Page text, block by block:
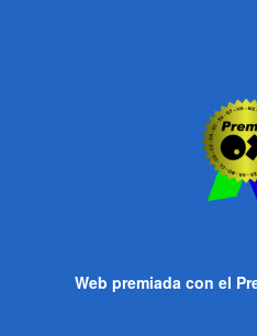
Web premiada con el